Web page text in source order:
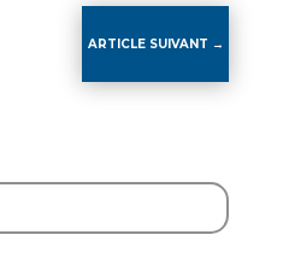
ARTICLE SUIVANT →